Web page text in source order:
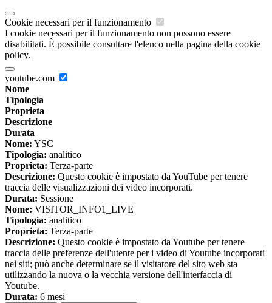
Cookie necessari per il funzionamento
I cookie necessari per il funzionamento non possono essere
disabilitati. È possibile consultare l'elenco nella pagina della cookie
policy.
youtube.com
Nome
Tipologia
Proprieta
Descrizione
Durata
Nome: YSC
Tipologia: analitico
Proprieta: Terza-parte
Descrizione: Questo cookie è impostato da YouTube per tenere
traccia delle visualizzazioni dei video incorporati.
Durata: Sessione
Nome: VISITOR_INFO1_LIVE
Tipologia: analitico
Proprieta: Terza-parte
Descrizione: Questo cookie è impostato da Youtube per tenere
traccia delle preferenze dell'utente per i video di Youtube incorporati
nei siti; può anche determinare se il visitatore del sito web sta
utilizzando la nuova o la vecchia versione dell'interfaccia di
Youtube.
Durata: 6 mesi